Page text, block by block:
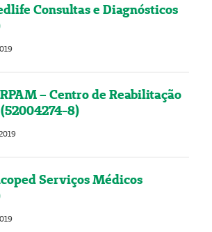
Consultas e Diagnósticos
– Centro de Reabilitação
8)
Serviços Médicos